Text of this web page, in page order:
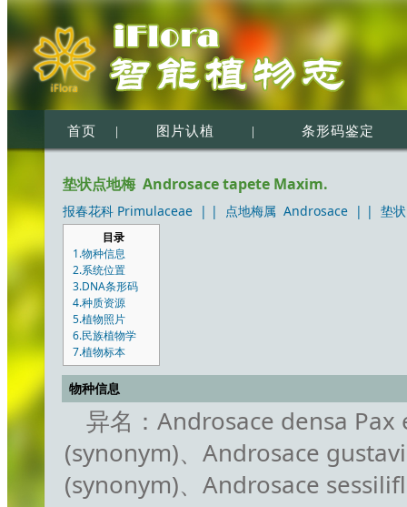
首页 | 图片认植 | 条形码鉴定
垫状点地梅 Androsace tapete Maxim.
报春花科 Primulaceae | | 点地梅属 Androsace | | 垫
目录
1.物种信息
2.系统位置
3.DNA条形码
4.种质资源
5.植物照片
6.民族植物学
7.植物标本
物种信息
异名：Androsace densa Pax
(synonym)、Androsace
(synonym)、Androsace